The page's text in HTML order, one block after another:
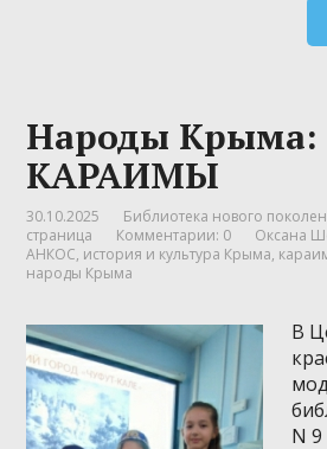
Народы Крыма:
КАРАИМЫ
30.10.2025 Библиотека нового
страница
Комментарии: 0 Оксана
АНКОС, история и культура Крыма,
народы Крыма
В
N